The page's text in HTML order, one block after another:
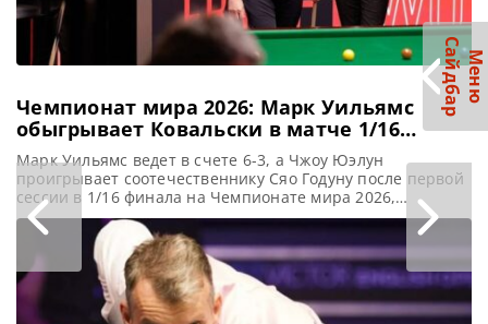
Чемпионат мира 2026: Марк Уильямс
обыгрывает Ковальски в матче 1/16
финала
Марк Уильямс ведет в счете 6-3, а Чжоу Юэлун
проигрывает соотечественнику Сяо Годуну после первой
сессии в 1/16 финала на Чемпионате мира 2026,
сообщает WST Марк Уильямс перехватил инициативу в
матче против Антони Ковальского, поведя в счете 6-3
после первой сессии 1/16 финала Чемпионата мира.
Уильямс отыгрался со счета 3-3 и вышел вперед против
дебютанта
М
е
н
ю
Са
й
д
б
а
р